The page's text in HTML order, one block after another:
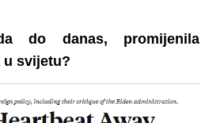
do danas, promijenila
svijetu?